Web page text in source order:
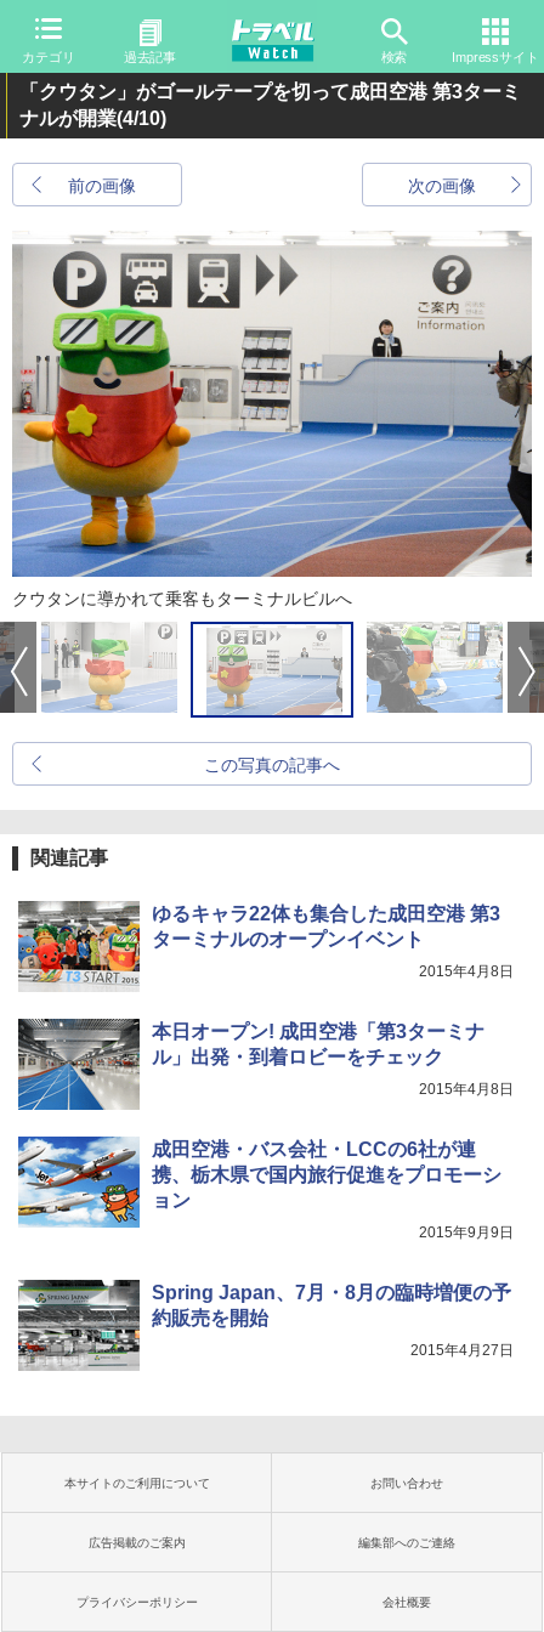
カテゴリ 過去記事 検索 Impressサイト
「クウタン」がゴールテープを切って成田空港 第3ターミ
ナルが開業(4/10)
前の画像 次の画像
クウタンに導かれて乗客もターミナルビルへ
この写真の記事へ
関連記事
ゆるキャラ22体も集合した成田空港 第3
ターミナルのオープンイベント
2015年4月8日
本日オープン! 成田空港「第3ターミナ
ル」出発・到着ロビーをチェック
2015年4月8日
成田空港・バス会社・LCCの6社が連
携、栃木県で国内旅行促進をプロモーシ
ョン
2015年9月9日
Spring Japan、7月・8月の臨時増便の予
約販売を開始
2015年4月27日
本サイトのご利用について お問い合わせ
広告掲載のご案内 編集部へのご連絡
プライバシーポリシー 会社概要